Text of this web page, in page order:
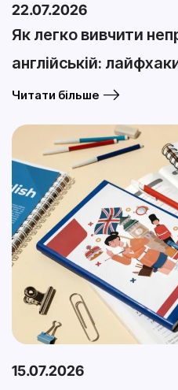
22.07.2026
Як легко вивчити
англійській:
Читати більше
15.07.2026